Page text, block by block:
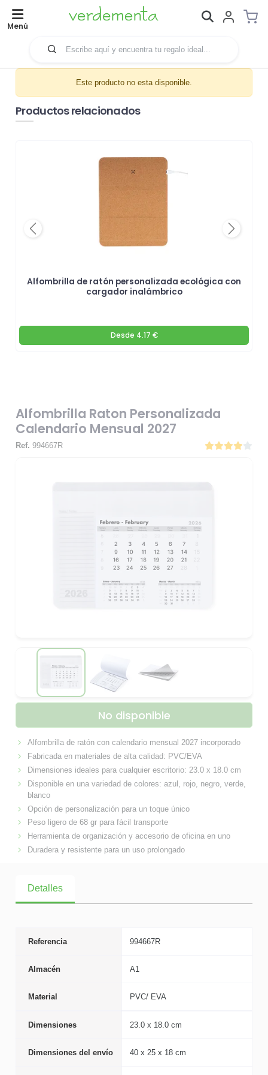
Menú
Este producto no esta disponible.
Productos relacionados
Alfombrilla de ratón personalizada ecológica con
cargador inalámbrico
Desde 4.17 €
Previous Next
Alfombrilla Raton Personalizada
Calendario Mensual 2027
Ref. 994667R
No disponible
Alfombrilla de ratón con calendario mensual 2027 incorporado
Fabricada en materiales de alta calidad: PVC/EVA
Dimensiones ideales para cualquier escritorio: 23.0 x 18.0 cm
Disponible en una variedad de colores: azul, rojo, negro, verde,
blanco
Opción de personalización para un toque único
Peso ligero de 68 gr para fácil transporte
Herramienta de organización y accesorio de oficina en uno
Duradera y resistente para un uso prolongado
Detalles
Referencia 994667R
Almacén A1
Material PVC/ EVA
Dimensiones 23.0 x 18.0 cm
Dimensiones del envío 40 x 25 x 18 cm